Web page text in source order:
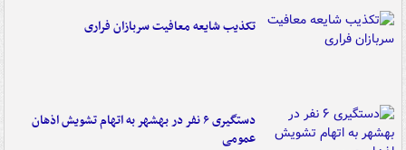
تکذیب شایعه معافیت سربازان فراری
دستگیری ۶ نفر در بهشهر به اتهام تشویش اذهان
عمومی